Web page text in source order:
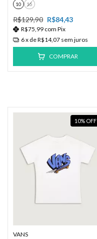
10 16
R$129,90 R$84,43
R$75,99 com Pix
6x deR$14,07 sem juros
COMPRAR
10% OFF
VANS